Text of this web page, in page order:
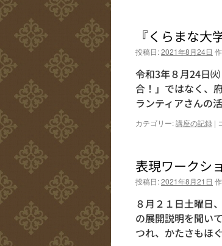
4
『くらまな
投稿日:2021年8月24日
令和3年８月24日
合！」ではなく、
ランティアさんの
カテゴリー:講座の記録 |
大
学
施
表現ワークシ
投稿日:2021年8月21日
８月２１日土曜日
の展開説明を聞い
つれ、かたさもほ